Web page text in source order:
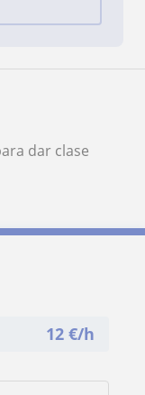
dar clase
12 €/h